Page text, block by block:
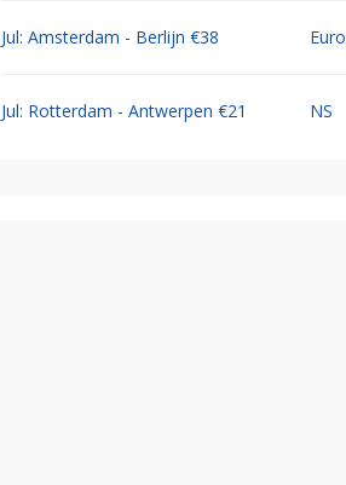
Jul: Amsterdam - Berlijn €38
Jul: Rotterdam - Antwerpen €21 NS